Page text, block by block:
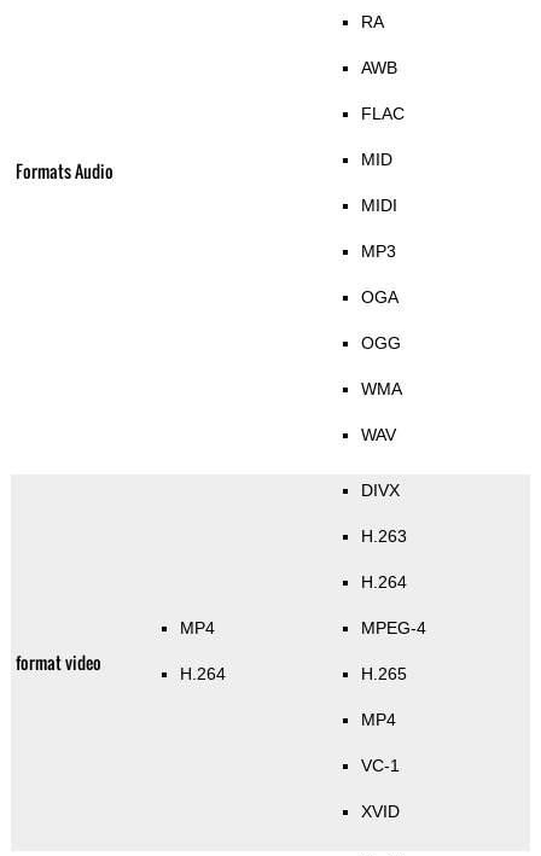
Formats Audio
RA
AWB
FLAC
MID
MIDI
MP3
OGA
OGG
WMA
WAV
format video
MP4
H.264
DIVX
H.263
H.264
MPEG-4
H.265
MP4
VC-1
XVID